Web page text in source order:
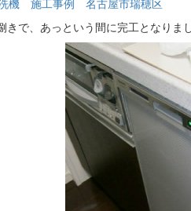
きで、あっという間に完工となりま